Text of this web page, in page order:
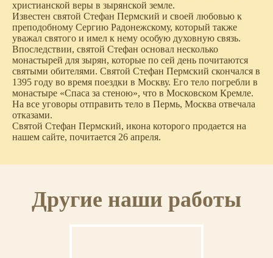
христианской веры в зырянской земле.
Известен святой Стефан Пермский и своей любовью к
преподобному Сергию Радонежскому, который также
уважал святого и имел к нему особую духовную связь.
Впоследствии, святой Стефан основал несколько
монастырей для зырян, которые по сей день почитаются
святыми обителями. Святой Стефан Пермский скончался в
1395 году во время поездки в Москву. Его тело погребли в
монастыре «Спаса за стеною», что в Московском Кремле.
На все уговоры отправить тело в Пермь, Москва отвечала
отказами.
Святой Стефан Пермский, икона которого продается на
нашем сайте, почитается 26 апреля.
Другие наши работы